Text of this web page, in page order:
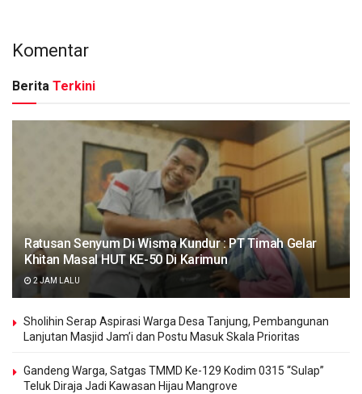
Komentar
Berita Terkini
Ratusan Senyum Di Wisma Kundur : PT Timah Gelar
Khitan Masal HUT KE-50 Di Karimun
2 JAM LALU
Sholihin Serap Aspirasi Warga Desa Tanjung, Pembangunan
Lanjutan Masjid Jam’i dan Postu Masuk Skala Prioritas
Gandeng Warga, Satgas TMMD Ke-129 Kodim 0315 “Sulap”
Teluk Diraja Jadi Kawasan Hijau Mangrove